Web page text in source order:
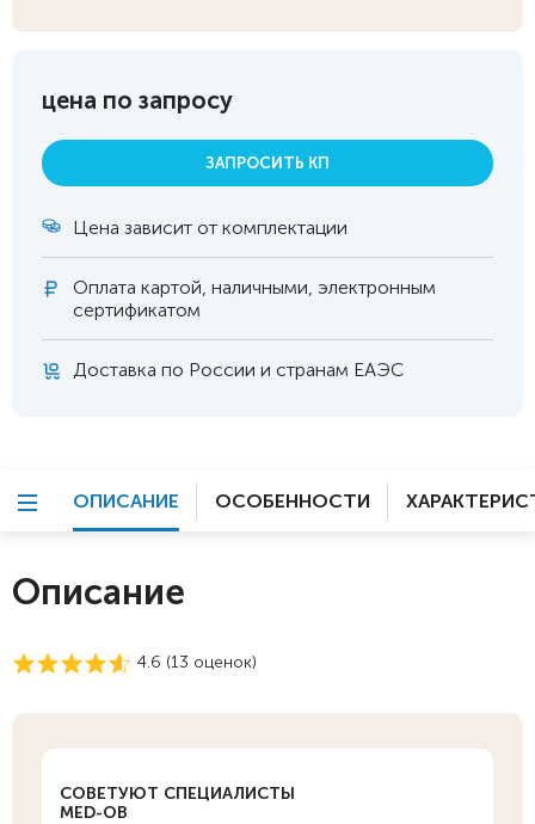
цена по запросу
ЗАПРОСИТЬ КП
Цена зависит от комплектации
Оплата картой, наличными, электронным
сертификатом
Доставка по России и странам ЕАЭС
ОПИСАНИЕ ОСОБЕННОСТИ
Описание
4.6 (13 оценок)
СОВЕТУЮТ СПЕЦИАЛИСТЫ
MED-OB